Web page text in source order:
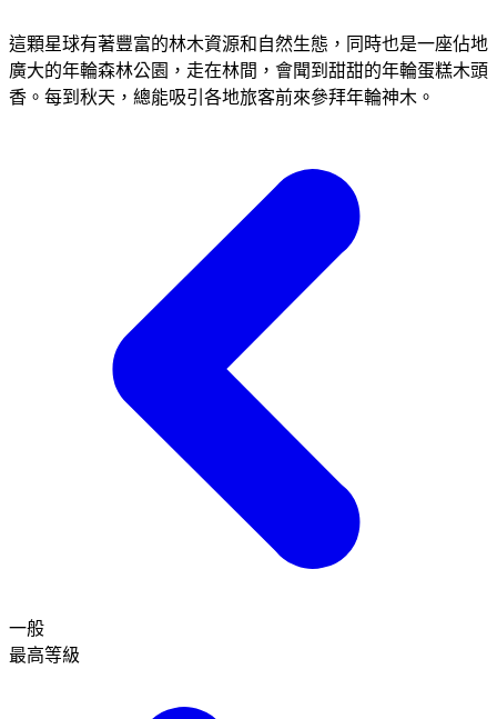
這顆星球有著豐富的林木資源和自然生態，同時也是一座佔地
廣大的年輪森林公園，走在林間，會聞到甜甜的年輪蛋糕木頭
香。每到秋天，總能吸引各地旅客前來參拜年輪神木。
一般
最高等級